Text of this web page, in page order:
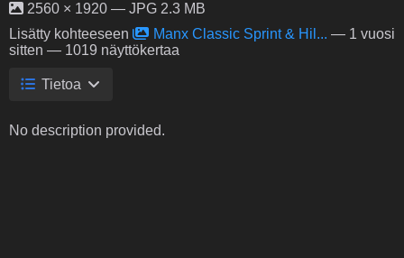
2560 × 1920 — JPG 2.3 MB
Lisätty kohteeseen
Manx Classic Sprint & Hil... — 1 vuosi
sitten — 1019 näyttökertaa
Tietoa
No description provided.